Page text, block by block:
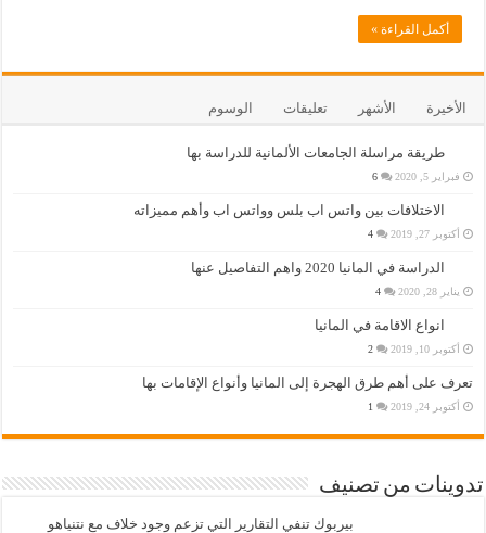
أكمل القراءة »
الأخيرة الأشهر تعليقات الوسوم
طريقة مراسلة الجامعات الألمانية للدراسة بها
فبراير 5, 2020 6
الاختلافات بين واتس اب بلس وواتس اب وأهم مميزاته
أكتوبر 27, 2019 4
الدراسة في المانيا 2020 واهم التفاصيل عنها
يناير 28, 2020 4
انواع الاقامة في المانيا
أكتوبر 10, 2019 2
تعرف على أهم طرق الهجرة إلى المانيا وأنواع الإقامات بها
أكتوبر 24, 2019 1
تدوينات من تصنيف
بيربوك تنفي التقارير التي تزعم وجود خلاف مع نتنياهو